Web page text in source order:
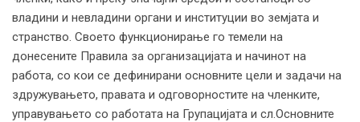
владини и невладини органи и институции во земјата и
странство. Своето функционирање го темели на
донесените Правила за организацијата и начинот на
работа, со кои се дефинирани основните цели и задачи на
здружувањето, правата и одговорностите на членките,
управувањето со работата на Групацијата и сл.Основните